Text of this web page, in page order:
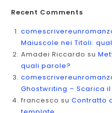
Recent Comments
Maiuscole nei Titoli:
Amadei Riccardo su
quali parole?
Ghostwriting – Scarica
francesco suContratto